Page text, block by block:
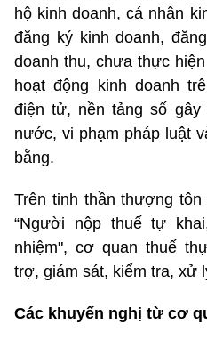
hộ kinh doanh, cá nhân
đăng ký kinh doanh,
doanh thu, chưa thực
hoạt động kinh doanh
điện tử, nền tảng số gây
nước, vi phạm pháp luật
bằng.
Trên tinh thần thượng
“Người nộp thuế tự
nhiệm", cơ quan thuế
trợ, giám sát, kiểm tra, xử
Các khuyến nghị từ cơ